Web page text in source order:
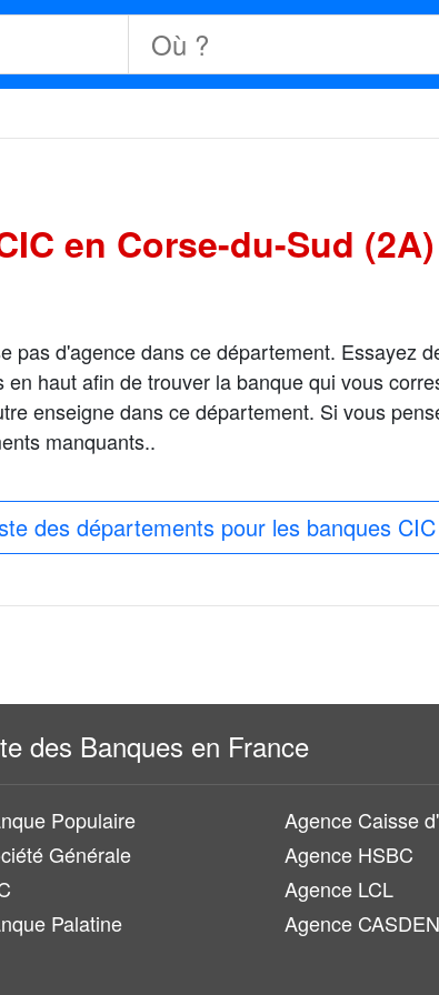
en Corse-du-Sud (2A)
pas d'agence dans ce département. Essayez
haut afin de trouver la banque qui vous
enseigne dans ce département. Si vous
manquants..
des départements pour les banques CIC
des Banques en France
Populaire
Agence Caisse
Générale
Agence HSBC
Agence LCL
Palatine
Agence